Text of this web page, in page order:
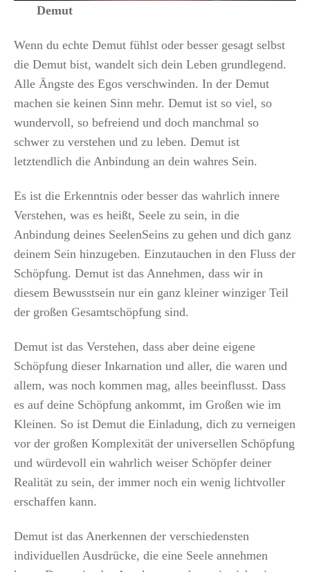
Demut
Wenn du echte Demut fühlst oder besser gesagt selbst
die Demut bist, wandelt sich dein Leben grundlegend.
Alle Ängste des Egos verschwinden. In der Demut
machen sie keinen Sinn mehr. Demut ist so viel, so
wundervoll, so befreiend und doch manchmal so
schwer zu verstehen und zu leben. Demut ist
letztendlich die Anbindung an dein wahres Sein.
Es ist die Erkenntnis oder besser das wahrlich innere
Verstehen, was es heißt, Seele zu sein, in die
Anbindung deines SeelenSeins zu gehen und dich ganz
deinem Sein hinzugeben. Einzutauchen in den Fluss der
Schöpfung. Demut ist das Annehmen, dass wir in
diesem Bewusstsein nur ein ganz kleiner winziger Teil
der großen Gesamtschöpfung sind.
Demut ist das Verstehen, dass aber deine eigene
Schöpfung dieser Inkarnation und aller, die waren und
allem, was noch kommen mag, alles beeinflusst. Dass
es auf deine Schöpfung ankommt, im Großen wie im
Kleinen. So ist Demut die Einladung, dich zu verneigen
vor der großen Komplexität der universellen Schöpfung
und würdevoll ein wahrlich weiser Schöpfer deiner
Realität zu sein, der immer noch ein wenig lichtvoller
erschaffen kann.
Demut ist das Anerkennen der verschiedensten
individuellen Ausdrücke, die eine Seele annehmen